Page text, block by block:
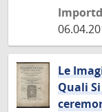
Le
Quali